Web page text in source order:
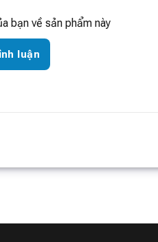
Điều này không chỉ tăng cường
kiệm tối đa diện tích sử dụng.
không khí nóng được phân
bạn về sản phẩm này
luận